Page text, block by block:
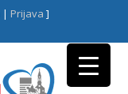
| Prijava ]